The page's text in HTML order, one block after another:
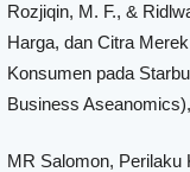
Rozjiqin, M. F., &
Harga, dan Citra
Konsumen pada
Business
MR Salomon, Perilaku